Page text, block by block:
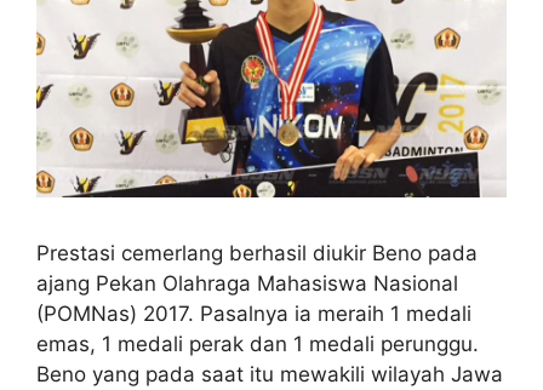
Prestasi cemerlang berhasil diukir Beno pada
ajang Pekan Olahraga Mahasiswa Nasional
(POMNas) 2017. Pasalnya ia meraih 1 medali
emas, 1 medali perak dan 1 medali perunggu.
Beno yang pada saat itu mewakili wilayah Jawa